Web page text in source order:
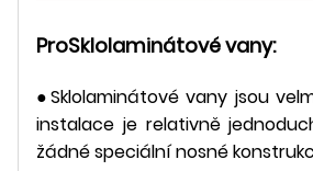
ProSklolaminátové vany:
●Sklolaminátové vany jsou
instalace je relativně
žádné speciální nosné